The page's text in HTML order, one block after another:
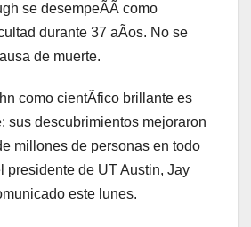
se desempeÃÃ como
durante 37 aÃos. No se
de muerte.
como cientÃfico brillante es
sus descubrimientos mejoraron
millones de personas en todo
presidente de UT Austin, Jay
este lunes.